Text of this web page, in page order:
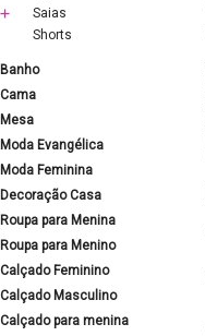
Saias
Shorts
Banho
Cama
Mesa
Moda Evangélica
Moda Feminina
Decoração Casa
Roupa para Menina
Roupa para Menino
Calçado Feminino
Calçado Masculino
Calçado para menina